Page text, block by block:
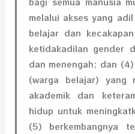
melalui akses yang
belajar dan
ketidakadilan gender
dan menengah; dan
(warga belajar) yang
akademik dan
hidup untuk
(5) berkembangnya